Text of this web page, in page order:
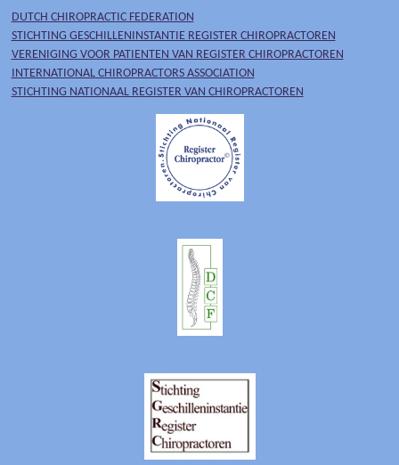
DUTCH CHIROPRACTIC FEDERATION
STICHTING GESCHILLENINSTANTIE REGISTER CHIROPRACTOREN
VERENIGING VOOR PATIENTEN VAN REGISTER CHIROPRACTOREN
INTERNATIONAL CHIROPRACTORS ASSOCIATION
STICHTING NATIONAAL REGISTER VAN CHIROPRACTOREN